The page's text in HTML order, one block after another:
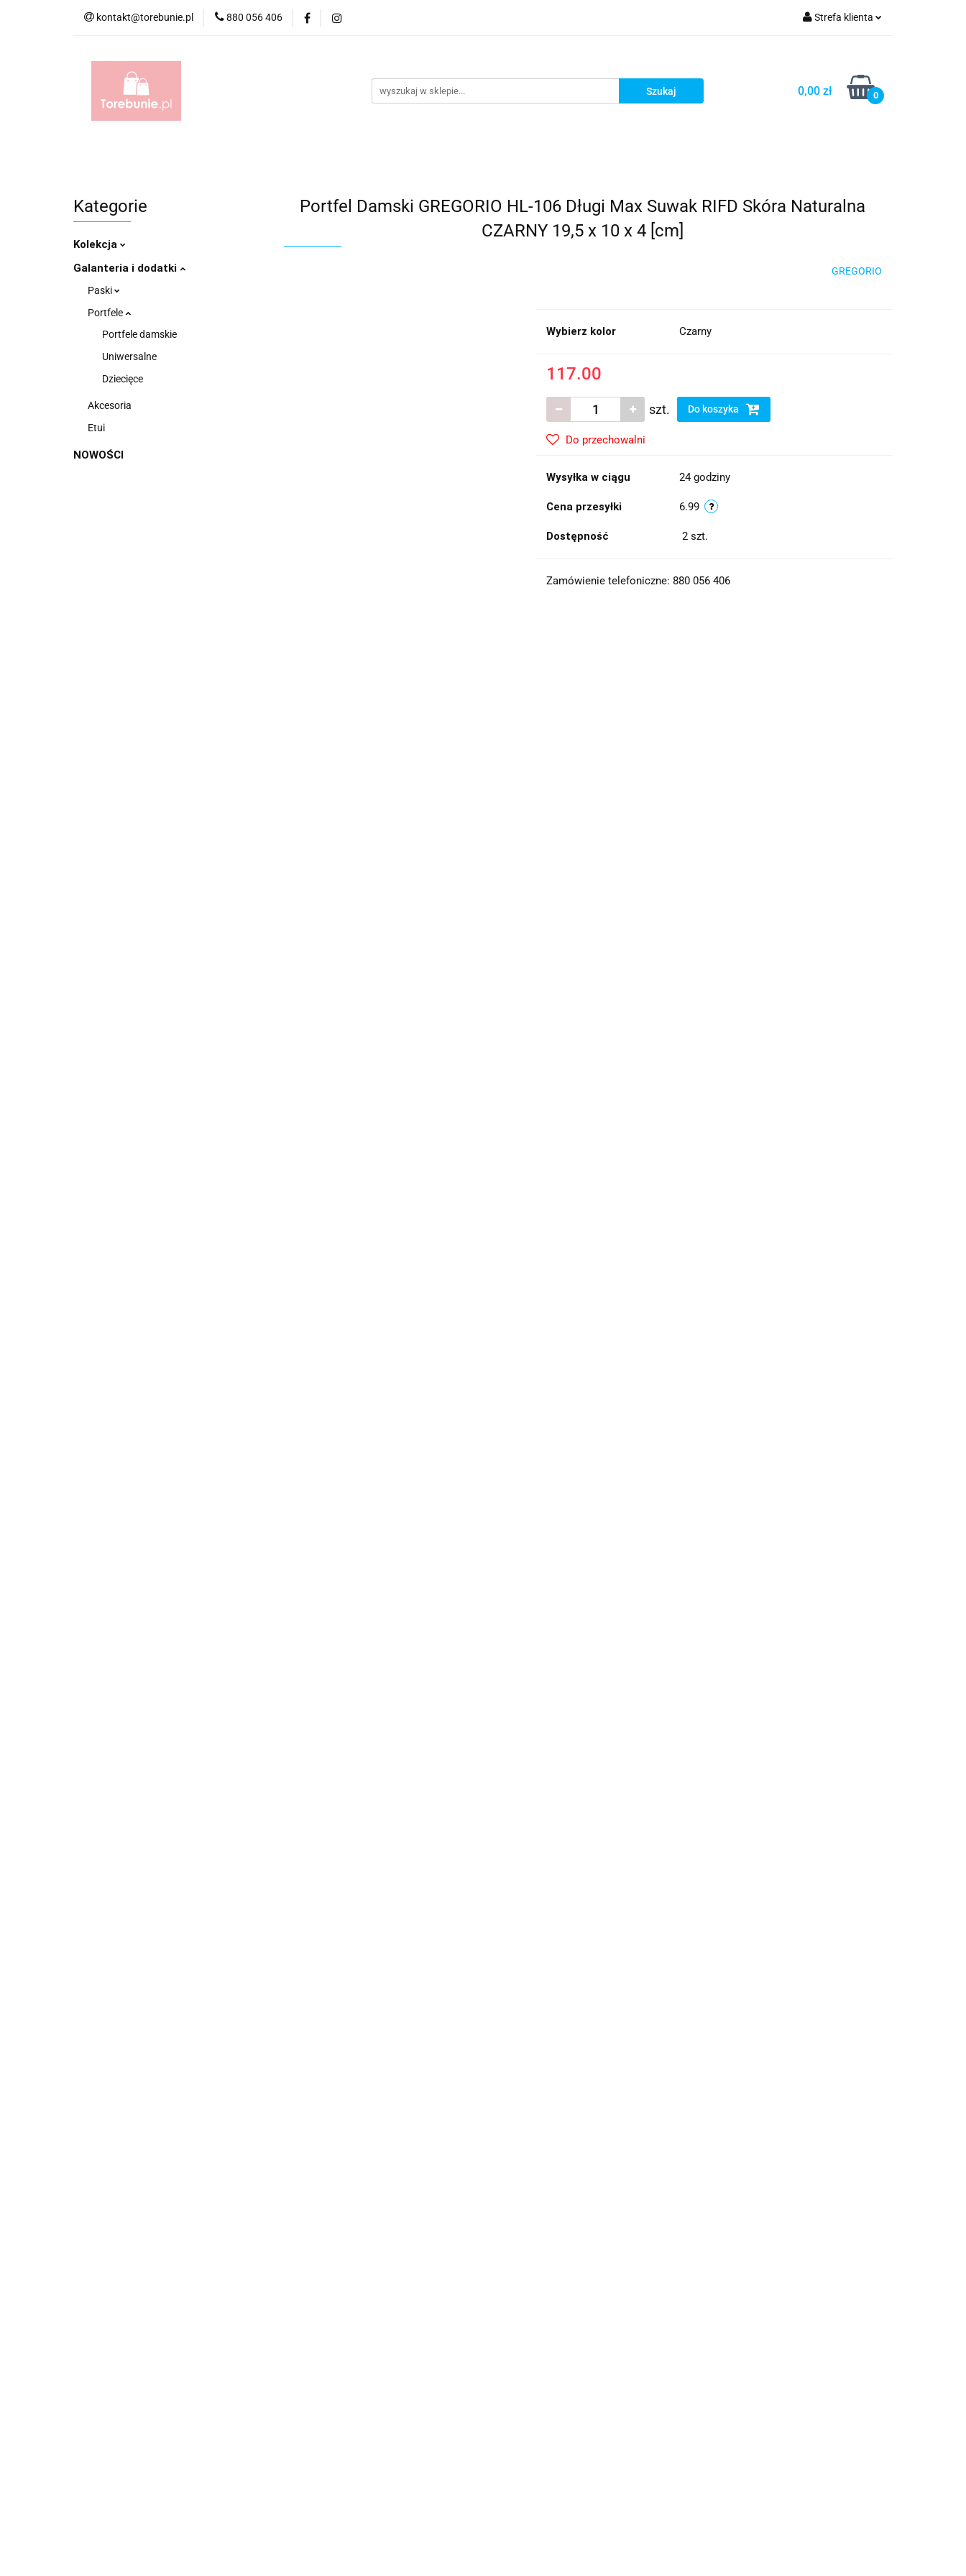
kontakt@torebunie.pl 880 056 406 Strefa klienta
Zarejestruj się
Dodaj zgłoszenie
0,00 zł 0
Torebki Torby i Saszetki męskie
Kategorie
Kolekcja
Galanteria i dodatki
Paski
Portfele
Portfele damskie
Uniwersalne
Dziecięce
Akcesoria
Etui
NOWOŚCI
Portfel Damski GREGORIO HL-106 Długi Max Suwak RIFD Skóra Naturalna
CZARNY 19,5 x 10 x 4 [cm]
GREGORIO
Wybierz kolor Czarny
117.00
szt. Do koszyka
Do przechowalni
Wysyłka w ciągu 24 godziny
Cena przesyłki 6.99
Dostępność 2 szt.
Zamówienie telefoniczne: 880 056 406